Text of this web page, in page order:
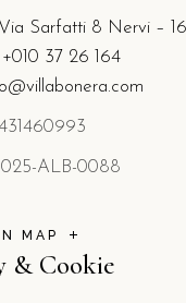
Via Sarfatti 8 Nervi –
+010 37 26 164
ALB-0088
MAP
& Cookie